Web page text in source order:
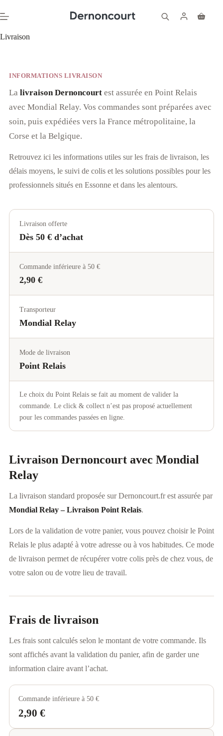
au
contenu
Panier
Livraison
INFORMATIONS LIVRAISON
La livraison Dernoncourt est assurée en Point Relais
avec Mondial Relay. Vos commandes sont préparées avec
soin, puis expédiées vers la France métropolitaine, la
Corse et la Belgique.
Retrouvez ici les informations utiles sur les frais de livraison, les
délais moyens, le suivi de colis et les solutions possibles pour les
professionnels situés en Essonne et dans les alentours.
Livraison offerte
Dès 50 € d’achat
Commande inférieure à 50 €
2,90 €
Transporteur
Mondial Relay
Mode de livraison
Point Relais
Le choix du Point Relais se fait au moment de valider la
commande. Le click & collect n’est pas proposé actuellement
pour les commandes passées en ligne.
Livraison Dernoncourt avec Mondial
Relay
La livraison standard proposée sur Dernoncourt.fr est assurée par
Mondial Relay – Livraison Point Relais.
Lors de la validation de votre panier, vous pouvez choisir le Point
Relais le plus adapté à votre adresse ou à vos habitudes. Ce mode
de livraison permet de récupérer votre colis près de chez vous, de
votre salon ou de votre lieu de travail.
Frais de livraison
Les frais sont calculés selon le montant de votre commande. Ils
sont affichés avant la validation du panier, afin de garder une
information claire avant l’achat.
Commande inférieure à 50 €
2,90 €